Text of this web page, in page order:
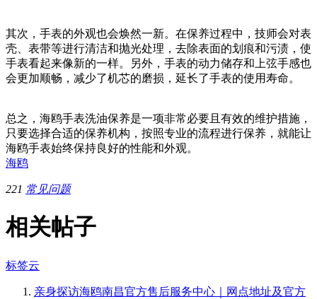
其次，手表的外观也会焕然一新。在保养过程中，技师会对表
壳、表带等进行清洁和抛光处理，去除表面的划痕和污渍，使
手表看起来像新的一样。另外，手表的动力储存和上弦手感也
会更加顺畅，减少了机芯的磨损，延长了手表的使用寿命。
总之，海鸥手表洗油保养是一项非常必要且有效的维护措施，
只要选择合适的保养机构，按照专业的流程进行保养，就能让
海鸥手表始终保持良好的性能和外观。
海鸥
221 常见问题
相关帖子
标签云
亲身探访海鸥南昌官方售后服务中心｜网点地址及官方